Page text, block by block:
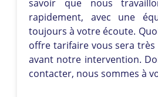
savoir que nous
rapidement, avec une
toujours à votre écoute.
offre tarifaire vous sera
avant notre intervention.
contacter, nous sommes à